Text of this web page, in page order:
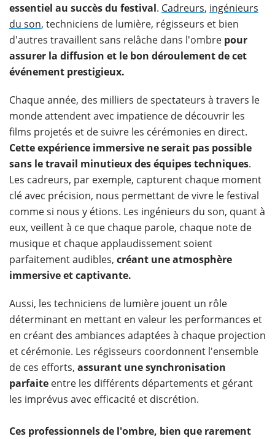
essentiel au succès du festival. Cadreurs, ingénieurs
du son, techniciens de lumière, régisseurs et bien
d'autres travaillent sans relâche dans l'ombre pour
assurer la diffusion et le bon déroulement de cet
événement prestigieux.
Chaque année, des milliers de spectateurs à travers le
monde attendent avec impatience de découvrir les
films projetés et de suivre les cérémonies en direct.
Cette expérience immersive ne serait pas possible
sans le travail minutieux des équipes techniques.
Les cadreurs, par exemple, capturent chaque moment
clé avec précision, nous permettant de vivre le festival
comme si nous y étions. Les ingénieurs du son, quant à
eux, veillent à ce que chaque parole, chaque note de
musique et chaque applaudissement soient
parfaitement audibles, créant une atmosphère
immersive et captivante.
Aussi, les techniciens de lumière jouent un rôle
déterminant en mettant en valeur les performances et
en créant des ambiances adaptées à chaque projection
et cérémonie. Les régisseurs coordonnent l'ensemble
de ces efforts, assurant une synchronisation
parfaite entre les différents départements et gérant
les imprévus avec efficacité et discrétion.
Ces professionnels de l'ombre, bien que rarement